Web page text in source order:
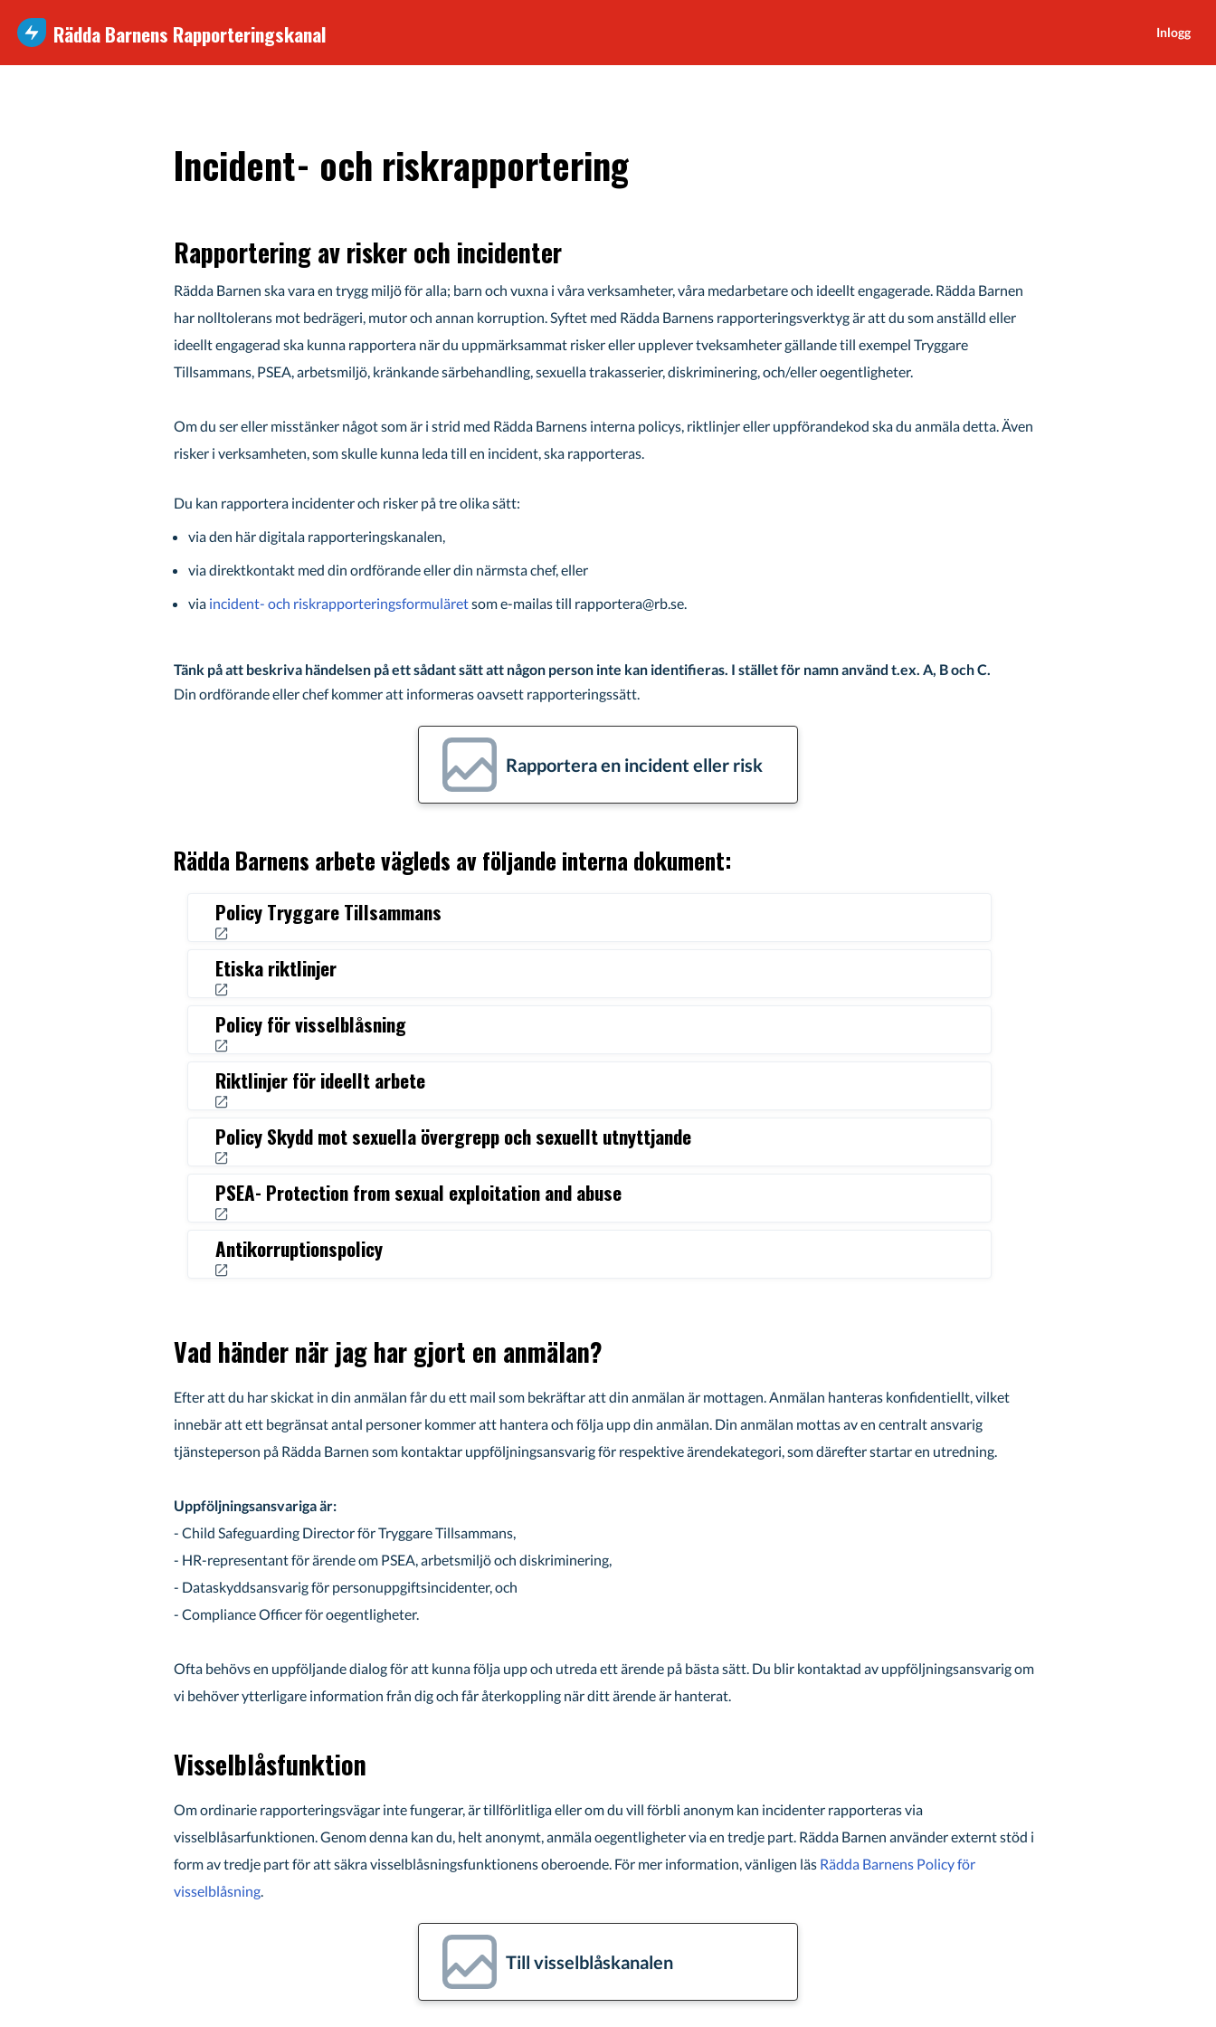
Rädda Barnens Rapporteringskanal Inlogg
Incident- och riskrapportering
Rapportering av risker och incidenter
Rädda Barnen ska vara en trygg miljö för alla; barn och vuxna i våra verksamheter, våra medarbetare och ideellt engagerade. Rädda Barnen
har nolltolerans mot bedrägeri, mutor och annan korruption. Syftet med Rädda Barnens rapporteringsverktyg är att du som anställd eller
ideellt engagerad ska kunna rapportera när du uppmärksammat risker eller upplever tveksamheter gällande till exempel Tryggare
Tillsammans, PSEA, arbetsmiljö, kränkande särbehandling, sexuella trakasserier, diskriminering, och/eller oegentligheter.
Om du ser eller misstänker något som är i strid med Rädda Barnens interna policys, riktlinjer eller uppförandekod ska du anmäla detta. Även
risker i verksamheten, som skulle kunna leda till en incident, ska rapporteras.
Du kan rapportera incidenter och risker på tre olika sätt:
via den här digitala rapporteringskanalen,
via direktkontakt med din ordförande eller din närmsta chef, eller
via incident- och riskrapporteringsformuläretsom e-mailas till rapportera@rb.se.
Tänk på att beskriva händelsen på ett sådant sätt att någon person inte kan identifieras. I stället för namn använd t.ex. A, B och C.
Din ordförande eller chef kommer att informeras oavsett rapporteringssätt.
Rapportera en incident eller risk
Rädda Barnens arbete vägleds av följande interna dokument:
Policy Tryggare Tillsammans
Etiska riktlinjer
Policy för visselblåsning
Riktlinjer för ideellt arbete
Policy Skydd mot sexuella övergrepp och sexuellt utnyttjande
PSEA- Protection from sexual exploitation and abuse
Antikorruptionspolicy
Vad händer när jag har gjort en anmälan?
Efter att du har skickat in din anmälan får du ett mail som bekräftar att din anmälan är mottagen. Anmälan hanteras konfidentiellt, vilket
innebär att ett begränsat antal personer kommer att hantera och följa upp din anmälan. Din anmälan mottas av en centralt ansvarig
tjänsteperson på Rädda Barnen som kontaktar uppföljningsansvarig för respektive ärendekategori, som därefter startar en utredning.
Uppföljningsansvariga är:
- Child Safeguarding Director för Tryggare Tillsammans,
- HR-representant för ärende om PSEA, arbetsmiljö och diskriminering,
- Dataskyddsansvarig för personuppgiftsincidenter, och
- Compliance Officer för oegentligheter.
Ofta behövs en uppföljande dialog för att kunna följa upp och utreda ett ärende på bästa sätt. Du blir kontaktad av uppföljningsansvarig om
vi behöver ytterligare information från dig och får återkoppling när ditt ärende är hanterat.
Visselblåsfunktion
Om ordinarie rapporteringsvägar inte fungerar, är tillförlitliga eller om du vill förbli anonym kan incidenter rapporteras via
visselblåsarfunktionen. Genom denna kan du, helt anonymt, anmäla oegentligheter via en tredje part. Rädda Barnen använder externt stöd i
form av tredje part för att säkra visselblåsningsfunktionens oberoende. För mer information, vänligen läs Rädda Barnens Policy för
visselblåsning.
Till visselblåskanalen